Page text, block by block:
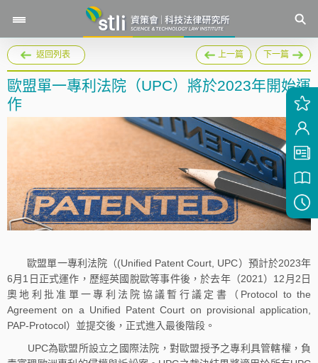
返回列表 上一篇 下一篇
歐盟單一專利法院（UPC）將於2023年開始運
作
歐盟單一專利法院（(Unified Patent Court, UPC）預計於2023年
6月1日正式運作，歷經英國脫歐等事件後，於去年（2021）12月2日
奧地利批准單一專利法院協議暫行議定書（Protocol to the
Agreement on a Unified Patent Court on provisional application,
PAP-Protocol）並提交後，正式進入最後階段。
UPC為歐盟所設立之國際法院，對歐盟授予之專利具管轄權，負